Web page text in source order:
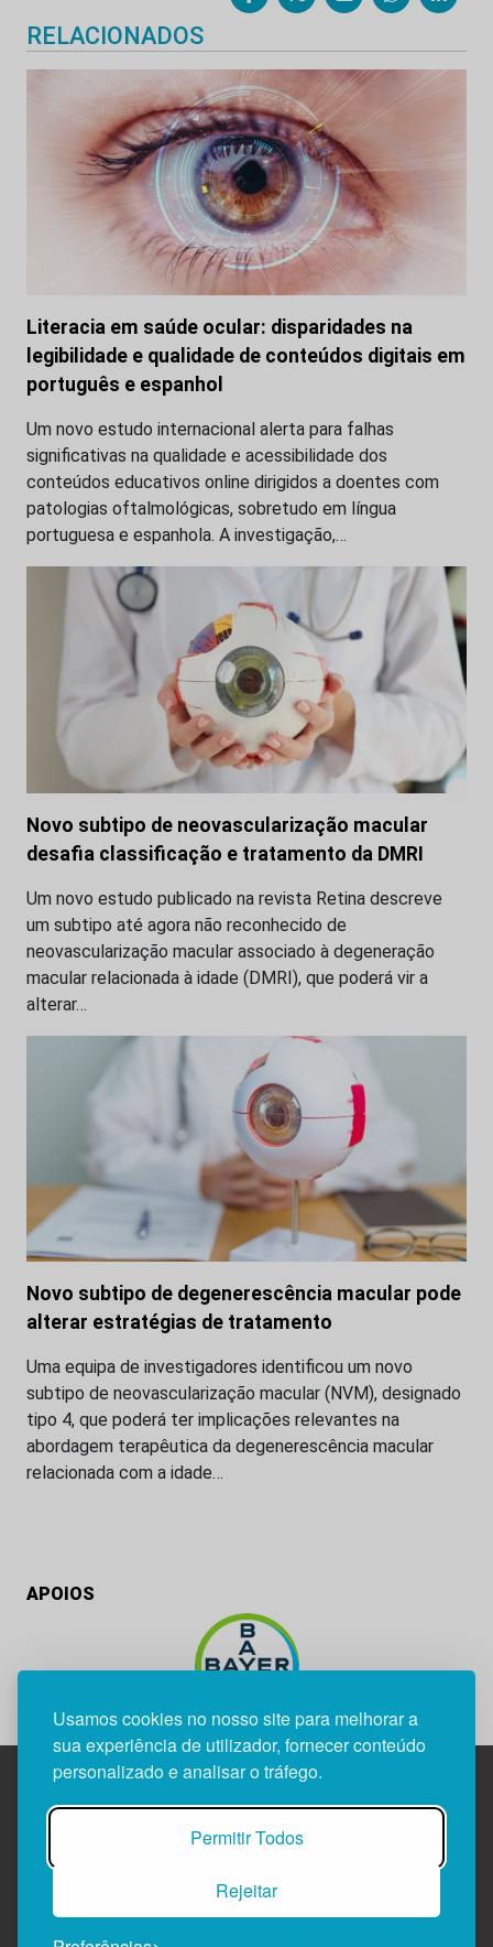
Usamos cookies no nosso site para melhorar a
sua experiência de utilizador, fornecer conteúdo
personalizado e analisar o tráfego.
Permitir Todos
Rejeitar
RELACIONADOS
Literacia em saúde ocular: disparidades na
legibilidade e qualidade de conteúdos digitais em
português e espanhol
Um novo estudo internacional alerta para falhas
significativas na qualidade e acessibilidade dos
conteúdos educativos online dirigidos a doentes com
patologias oftalmológicas, sobretudo em língua
portuguesa e espanhola. A investigação,…
Novo subtipo de neovascularização macular
desafia classificação e tratamento da DMRI
Um novo estudo publicado na revista Retina descreve
um subtipo até agora não reconhecido de
neovascularização macular associado à degeneração
macular relacionada à idade (DMRI), que poderá vir a
alterar…
Novo subtipo de degenerescência macular pode
alterar estratégias de tratamento
Uma equipa de investigadores identificou um novo
subtipo de neovascularização macular (NVM), designado
tipo 4, que poderá ter implicações relevantes na
abordagem terapêutica da degenerescência macular
relacionada com a idade…
APOIOS
Edif. Lisboa Oriente | Av. Infante D. Henrique, n.º 333H, esc.
1800-282 Lisboa | Portugal